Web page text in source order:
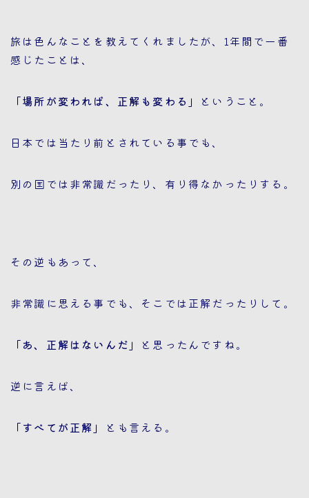
旅は色んなことを教えてくれましたが、1年間で一番
感じたことは、
「場所が変われば、正解も変わる」 ということ。
日本では当たり前とされている事でも、
別の国では非常識だったり、有り得なかったりする。
その逆もあって、
非常識に思える事でも、そこでは正解だったりして。
「あ、正解はないんだ」 と思ったんですね。
逆に言えば、
「すべてが正解」 とも言える。